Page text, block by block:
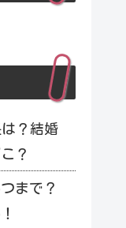
？結婚
？
まで？